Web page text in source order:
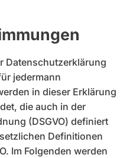
Datenschutzerklärung
jedermann
in dieser Erklärung
die auch in der
(DSGVO) definiert
Definitionen
Im Folgenden werden